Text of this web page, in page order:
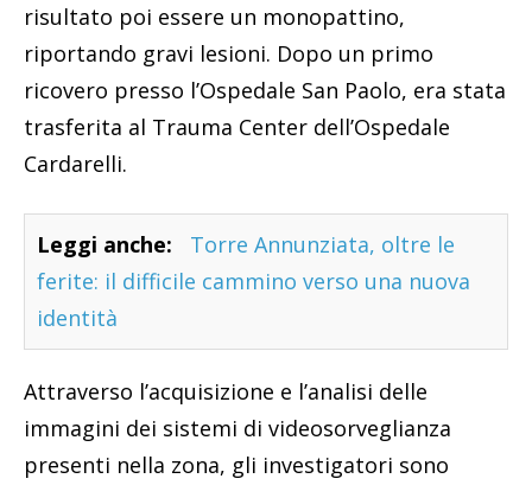
risultato poi essere un monopattino,
riportando gravi lesioni. Dopo un primo
ricovero presso l’Ospedale San Paolo, era stata
trasferita al Trauma Center dell’Ospedale
Cardarelli.
Leggi anche:
Torre Annunziata, oltre le
ferite: il difficile cammino verso una nuova
identità
Attraverso l’acquisizione e l’analisi delle
immagini dei sistemi di videosorveglianza
presenti nella zona, gli investigatori sono